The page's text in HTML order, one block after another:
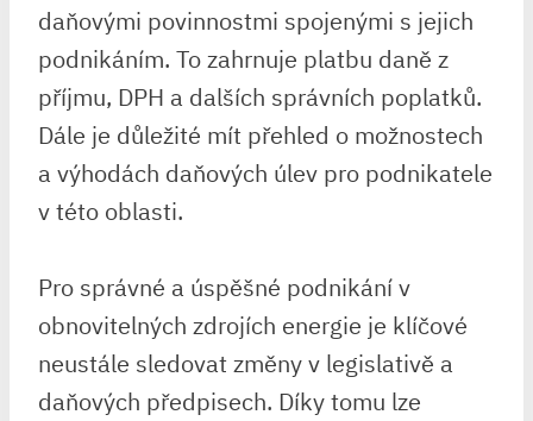
daňovými povinnostmi spojenými s jejich
podnikáním. To zahrnuje platbu daně z
příjmu, DPH a dalších správních poplatků.
Dále je důležité mít přehled o možnostech
a výhodách daňových úlev pro podnikatele
v této oblasti.
Pro správné a úspěšné podnikání v
obnovitelných zdrojích energie je klíčové
neustále sledovat změny v legislativě a
daňových předpisech. Díky tomu lze